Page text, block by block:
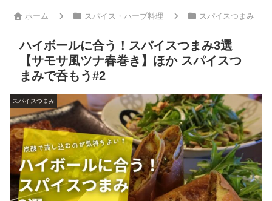
ホーム スパイス・ハーブ料理 スパイスつまみ
ハイボールに合う！スパイスつまみ3選
【サモサ風ツナ春巻き】ほか スパイスつ
まみで呑もう#2
スパイスつまみ